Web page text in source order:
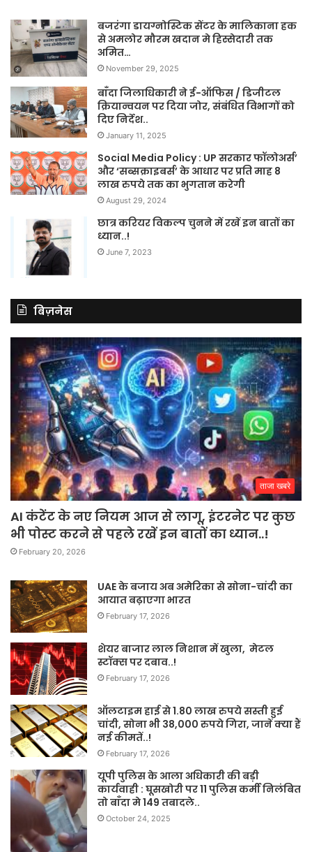
बजरंगा डायग्नोस्टिक सेंटर के मालिकाना हक
से अमलोर मौरम खदान मे हिस्सेदारी तक
अमित…
November 29, 2025
बाँदा जिलाधिकारी ने ई-ऑफिस / डिजीटल
क्रियान्वयन पर दिया जोर, संबंधित विभागों को
दिए निर्देश..
January 11, 2025
Social Media Policy : UP सरकार फॉलोअर्स’
और ‘सब्सक्राइबर्स’ के आधार पर प्रति माह 8
लाख रुपये तक का भुगतान करेगी
August 29, 2024
छात्र करियर विकल्प चुनने में रखें इन बातों का
ध्यान..!
June 7, 2023
बिज़नेस
ताजा खबरे
AI कंटेंट के नए नियम आज से लागू, इंटरनेट पर कुछ
भी पोस्ट करने से पहले रखें इन बातों का ध्यान..!
February 20, 2026
UAE के बजाय अब अमेरिका से सोना-चांदी का
आयात बढ़ाएगा भारत
February 17, 2026
शेयर बाजार लाल निशान में खुला, मेटल
स्टॉक्स पर दबाव..!
February 17, 2026
ऑलटाइम हाई से 1.80 लाख रुपये सस्ती हुई
चांदी, सोना भी 38,000 रुपये गिरा, जानें क्या हैं
नई कीमतें..!
February 17, 2026
यूपी पुलिस के आला अधिकारी की बड़ी
कार्यवाही : घूसखोरी पर 11 पुलिस कर्मी निलंबित
तो बाँदा मे 149 तबादले..
October 24, 2025